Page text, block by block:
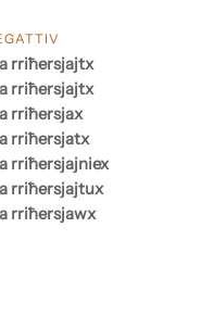
rriħersjajtx
rriħersjajtx
rriħersjax
rriħersjatx
rriħersjajniex
rriħersjajtux
rriħersjawx